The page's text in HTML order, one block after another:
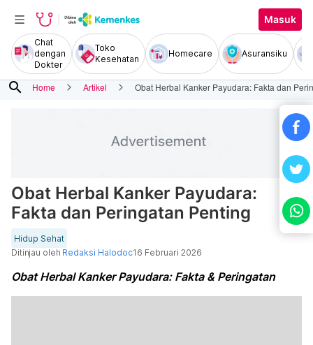
Masuk
Chat
dengan
Dokter
Toko
Kesehatan
Homecare Asuransiku
search Home Artikel Obat Herbal Kanker Payudara: Fakta dan
Obat Herbal Kanker Payudara:
Fakta dan Peringatan Penting
Hidup Sehat
Ditinjau oleh Redaksi Halodoc16 Februari 2026
Obat Herbal Kanker Payudara: Fakta & Peringatan